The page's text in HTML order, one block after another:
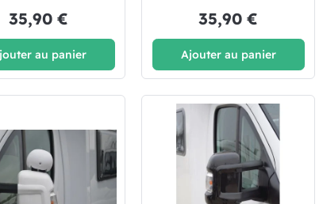
35,90 €
au panier
35,90 €
Ajouter au panier